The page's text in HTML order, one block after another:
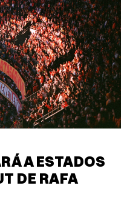
A ESTADOS
DE RAFA